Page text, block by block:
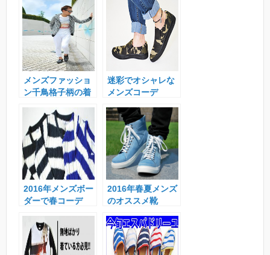
メンズファッショ
ン千鳥格子柄の着
迷彩でオシャレな
メンズコーデ
2016年メンズボー
ダーで春コーデ
2016年春夏メンズ
のオススメ靴